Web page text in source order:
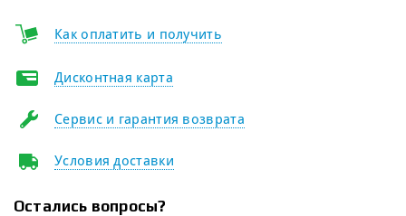
Как оплатить и получить
Дисконтная карта
Сервис и гарантия возврата
Условия доставки
Остались вопросы?